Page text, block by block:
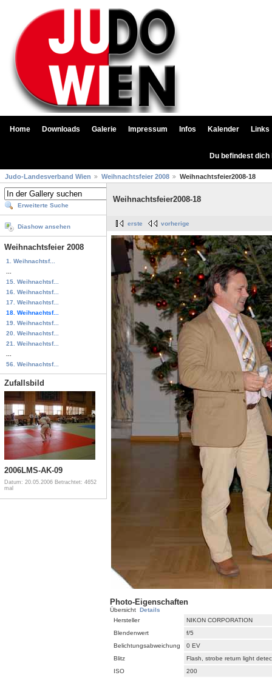
Home Downloads Galerie Impressum Infos Kalender Links
Du befindest
Judo-Landesverband Wien Weihnachtsfeier 2008 Weihnachtsfeier2008-18
Erweiterte Suche
Diashow ansehen
Weihnachtsfeier 2008
1. Weihnachtsf...
15. Weihnachtsf...
16. Weihnachtsf...
17. Weihnachtsf...
18. Weihnachtsf...
19. Weihnachtsf...
20. Weihnachtsf...
21. Weihnachtsf...
56. Weihnachtsf...
Zufallsbild
2006LMS-AK-09
Datum: 20.05.2006 Betrachtet: 4652
mal
Weihnachtsfeier2008-18
erste vorherige
Photo-Eigenschaften
Übersicht Details
Hersteller
NIKON CORPORATION
Blendenwert
f/5
Belichtungsabweichung
0 EV
Blitz
Flash, strobe return light
ISO
200